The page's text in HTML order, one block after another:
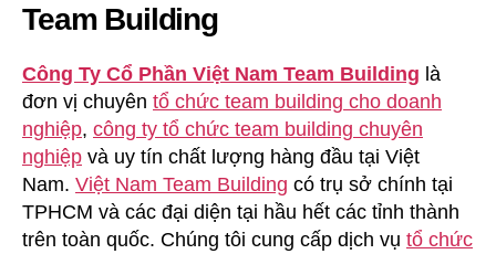
Team Building
Công Ty Cổ Phần Việt Nam Team Building là
đơn vị chuyên tổ chức team building cho doanh
nghiệp, công ty tổ chức team building chuyên
nghiệp và uy tín chất lượng hàng đầu tại Việt
Nam. Việt Nam Team Building có trụ sở chính tại
TPHCM và các đại diện tại hầu hết các tỉnh thành
trên toàn quốc. Chúng tôi cung cấp dịch vụ tổ chức